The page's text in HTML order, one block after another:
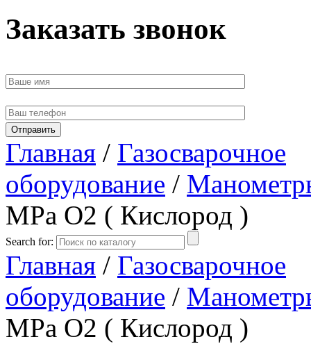
Заказать звонок
Главная / Газосварочное
оборудование /
МРа О2 ( Кислород )
Search for:
Главная / Газосварочное
оборудование /
МРа О2 ( Кислород )